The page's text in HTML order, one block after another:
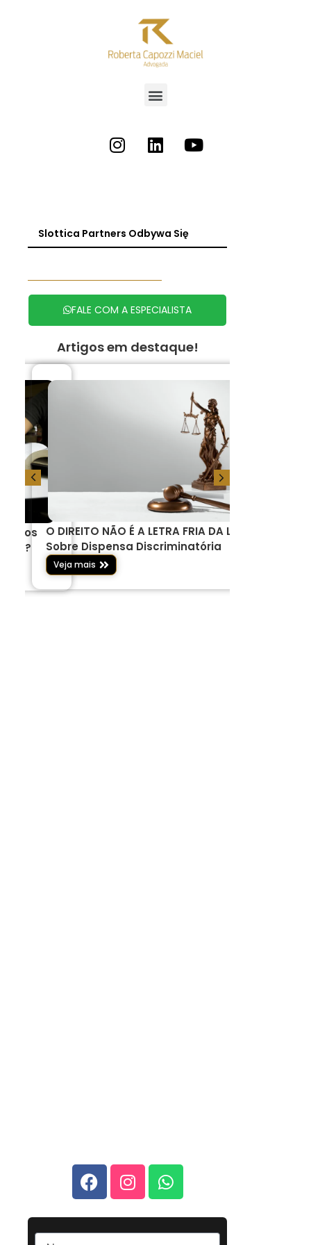
Slottica Partners Odbywa Się
FALE COM A ESPECIALISTA
Artigos em destaque!
dos
O DIREITO NÃO É A LETRA FRIA DA LEI –
Sobre Dispensa Discriminatória
Veja mais